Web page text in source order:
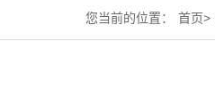
您当前的位置： 首页>